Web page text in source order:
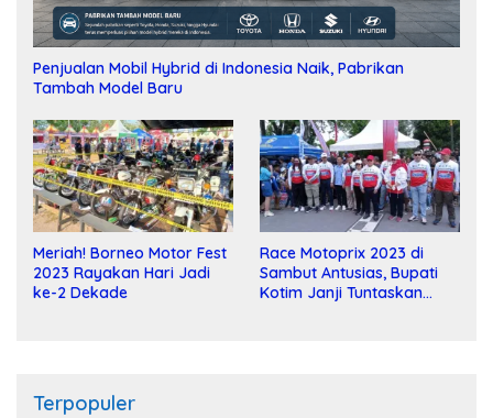
Penjualan Mobil Hybrid di Indonesia Naik, Pabrikan
Tambah Model Baru
Meriah! Borneo Motor Fest
2023 Rayakan Hari Jadi
ke-2 Dekade
Race Motoprix 2023 di
Sambut Antusias, Bupati
Kotim Janji Tuntaskan
Terpopuler